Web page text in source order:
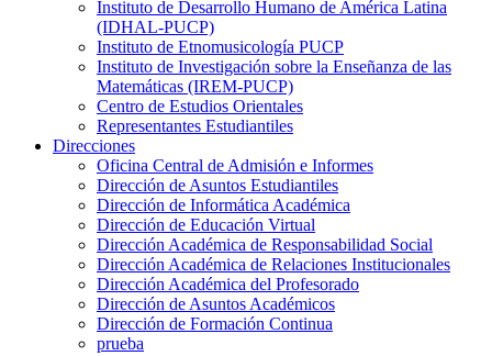
Instituto de Desarrollo Humano de América Latina
(IDHAL-PUCP)
Instituto de Etnomusicología PUCP
Instituto de Investigación sobre la Enseñanza de las
Matemáticas (IREM-PUCP)
Centro de Estudios Orientales
Representantes Estudiantiles
Direcciones
Oficina Central de Admisión e Informes
Dirección de Asuntos Estudiantiles
Dirección de Informática Académica
Dirección de Educación Virtual
Dirección Académica de Responsabilidad Social
Dirección Académica de Relaciones Institucionales
Dirección Académica del Profesorado
Dirección de Asuntos Académicos
Dirección de Formación Continua
prueba